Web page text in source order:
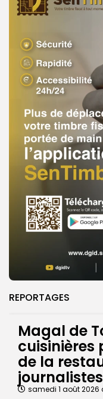
REPORTAGES
Magal de
cuisinières
de la
journalistes
samedi 1 août 2026 à